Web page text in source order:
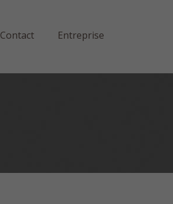
Contact Entreprise